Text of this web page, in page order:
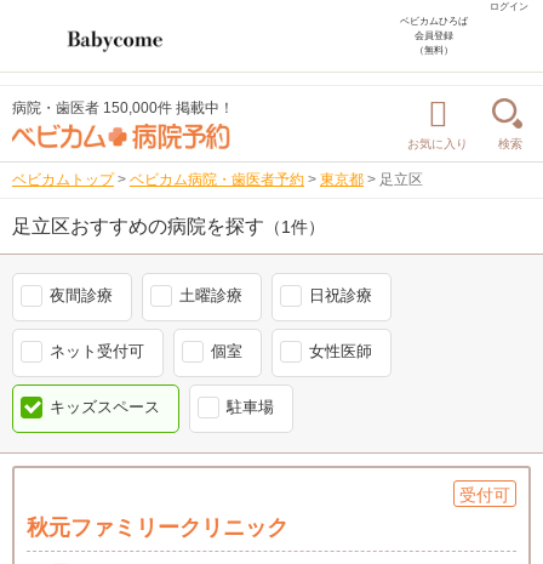
ログイン
ベビカムひろば
会員登録
（無料）
病院・歯医者 150,000件 掲載中！
お気に入り 検索
ベビカムトップ > ベビカム病院・歯医者予約 > 東京都 > 足立区
足立区おすすめの病院を探す （1件）
夜間診療 土曜診療 日祝診療
ネット受付可 個室 女性医師
キッズスペース 駐車場
受付可
秋元ファミリークリニック